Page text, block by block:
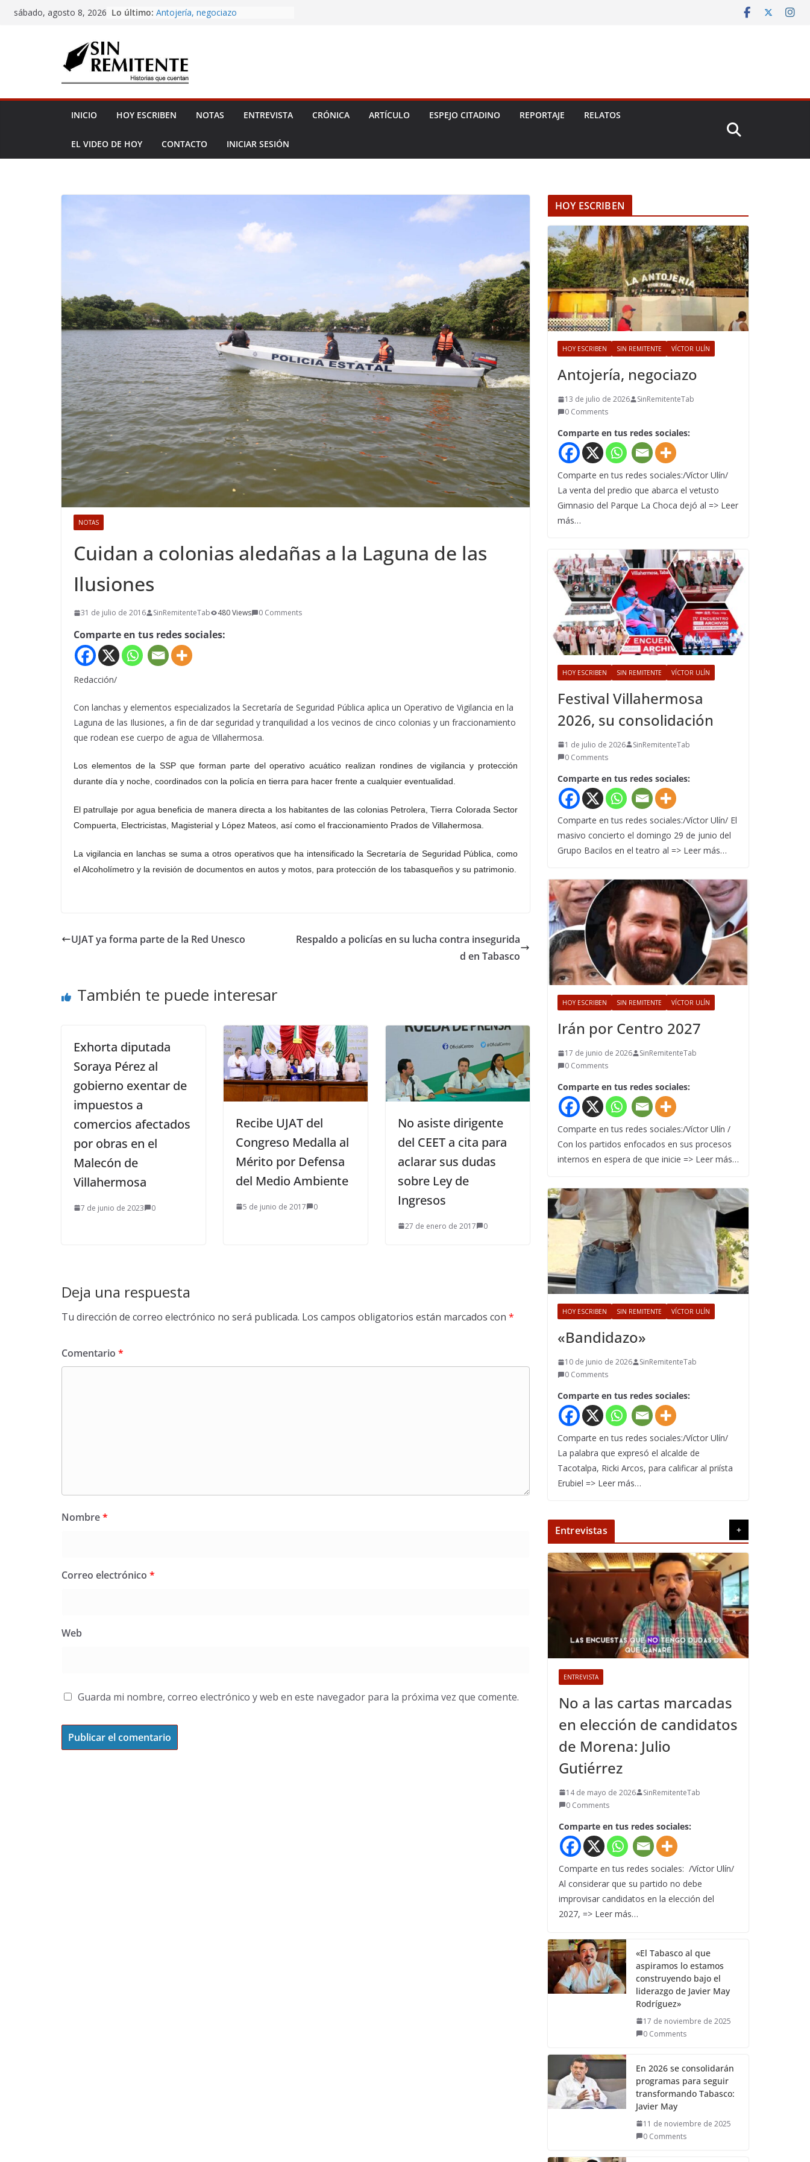
Skipsábado, agosto 8, 2026 Lo último: Antojería, negociazo
INICIO HOY ESCRIBEN NOTAS ENTREVISTA CRÓNICA ARTÍCULO ESPEJO CITADINO REPORTAJE RELATOS
EL VIDEO DE HOY CONTACTO INICIAR SESIÓN
NOTAS
Cuidan a colonias aledañas a la Laguna de las
Ilusiones
31 de julio de 2016 SinRemitenteTab 480 Views 0 Comments
Comparte en tus redes sociales:
Redacción/
Con lanchas y elementos especializados la Secretaría de Seguridad Pública aplica un Operativo de Vigilancia en la
Laguna de las Ilusiones, a fin de dar seguridad y tranquilidad a los vecinos de cinco colonias y un fraccionamiento
que rodean ese cuerpo de agua de Villahermosa.
Los elementos de la SSP que forman parte del operativo acuático realizan rondines de vigilancia y protección
durante día y noche, coordinados con la policía en tierra para hacer frente a cualquier eventualidad.
El patrullaje por agua beneficia de manera directa a los habitantes de las colonias Petrolera, Tierra Colorada Sector
Compuerta, Electricistas, Magisterial y López Mateos, así como el fraccionamiento Prados de Villahermosa.
La vigilancia en lanchas se suma a otros operativos que ha intensificado la Secretaría de Seguridad Pública, como
el Alcoholímetro y la revisión de documentos en autos y motos, para protección de los tabasqueños y su patrimonio.
UJAT ya forma parte de la Red Unesco
Respaldo a policías en su lucha contra insegurida
d en Tabasco
También te puede interesar
Exhorta diputada
Soraya Pérez al
gobierno exentar de
impuestos a
comercios afectados
por obras en el
Malecón de
Villahermosa
7 de junio de 2023 0
Recibe UJAT del
Congreso Medalla al
Mérito por Defensa
del Medio Ambiente
5 de junio de 2017 0
No asiste dirigente
del CEET a cita para
aclarar sus dudas
sobre Ley de
Ingresos
27 de enero de 2017 0
Deja una respuesta
Tu dirección de correo electrónico no será publicada. Los campos obligatorios están marcados con *
Comentario *
Nombre*
Correo electrónico *
Web
Guarda mi nombre, correo electrónico y web en este navegador para la próxima vez que comente.
HOY ESCRIBEN
HOY ESCRIBEN SIN REMITENTE VÍCTOR ULÍN
Antojería, negociazo
13 de julio de 2026
SinRemitenteTab
0 Comments
Comparte en tus redes sociales:
Comparte en tus redes sociales:/Víctor Ulín/
La venta del predio que abarca el vetusto
Gimnasio del Parque La Choca dejó al => Leer
más…
HOY ESCRIBEN SIN REMITENTE VÍCTOR ULÍN
Festival Villahermosa
2026, su consolidación
1 de julio de 2026
SinRemitenteTab
0 Comments
Comparte en tus redes sociales:
Comparte en tus redes sociales:/Víctor Ulín/ El
masivo concierto el domingo 29 de junio del
Grupo Bacilos en el teatro al => Leer más…
HOY ESCRIBEN SIN REMITENTE VÍCTOR ULÍN
Irán por Centro 2027
17 de junio de 2026
SinRemitenteTab
0 Comments
Comparte en tus redes sociales:
Comparte en tus redes sociales:/Víctor Ulín /
Con los partidos enfocados en sus procesos
internos en espera de que inicie => Leer más…
HOY ESCRIBEN SIN REMITENTE VÍCTOR ULÍN
«Bandidazo»
10 de junio de 2026
SinRemitenteTab
0 Comments
Comparte en tus redes sociales:
Comparte en tus redes sociales:/Víctor Ulín/
La palabra que expresó el alcalde de
Tacotalpa, Ricki Arcos, para calificar al priísta
Erubiel => Leer más…
Entrevistas +
ENTREVISTA
No a las cartas marcadas
en elección de candidatos
de Morena: Julio
Gutiérrez
14 de mayo de 2026
SinRemitenteTab
0 Comments
Comparte en tus redes sociales:
Comparte en tus redes sociales: /Víctor Ulín/
Al considerar que su partido no debe
improvisar candidatos en la elección del
2027, => Leer más…
«El Tabasco al que
aspiramos lo estamos
construyendo bajo el
liderazgo de Javier May
Rodríguez»
17 de noviembre de 2025
0 Comments
En 2026 se consolidarán
programas para seguir
transformando Tabasco:
Javier May
11 de noviembre de 2025
0 Comments